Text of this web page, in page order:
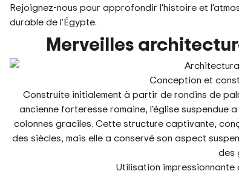
Rejoignez-nous pour approfondir l'histoire et
durable de l'Égypte.
Merveilles
Conception et
Construite initialement à partir de rondins de
ancienne forteresse romaine, l'église suspendue
colonnes graciles. Cette structure captivante,
des siècles, mais elle a conservé son aspect
des
Utilisation